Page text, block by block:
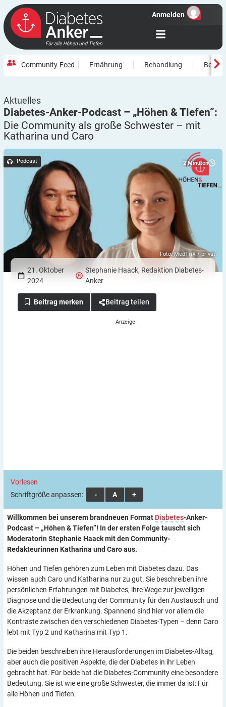
Anmelden
Community-Feed Ernährung Behandlung
Aktuelles
Diabetes-Anker-Podcast – „Höhen & Tiefen“:
Die Community als große Schwester – mit
Katharina und Caro
2 Minuten
Foto: MedTriX / privat
Podcast
21. Oktober
2024
Stephanie Haack, Redaktion Diabetes-
Anker
Beitrag teilen
Vorlesen
Schriftgröße anpassen:
A A A
Willkommen bei unserem brandneuen Format Diabetes-Anker-
Podcast – „Höhen & Tiefen”! In der ersten Folge tauscht sich
Moderatorin Stephanie Haack mit den Community-
Redakteurinnen Katharina und Caro aus.
Höhen und Tiefen gehören zum Leben mit Diabetes dazu. Das
wissen auch Caro und Katharina nur zu gut. Sie beschreiben ihre
persönlichen Erfahrungen mit Diabetes, ihre Wege zur jeweiligen
Diagnose und die Bedeutung der Community für den Austausch und
die Akzeptanz der Erkrankung. Spannend sind hier vor allem die
Kontraste zwischen den verschiedenen Diabetes-Typen – denn Caro
lebt mit Typ 2 und Katharina mit Typ 1.
Die beiden beschreiben ihre Herausforderungen im Diabetes-Alltag,
aber auch die positiven Aspekte, die der Diabetes in ihr Leben
gebracht hat. Für beide hat die Diabetes-Community eine besondere
Bedeutung. Sie ist wie eine große Schwester, die immer da ist: Für
alle Höhen und Tiefen.